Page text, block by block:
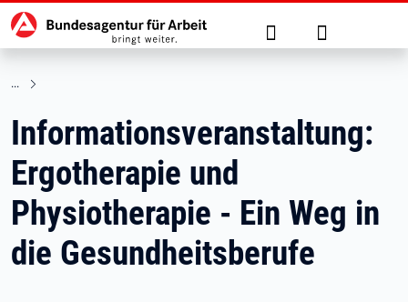
zu den Hauptinhalten springen
Hauptnavigation Suche Anmelden
Informationsveranstaltung:
Ergotherapie und
Physiotherapie - Ein Weg in
die Gesundheitsberufe